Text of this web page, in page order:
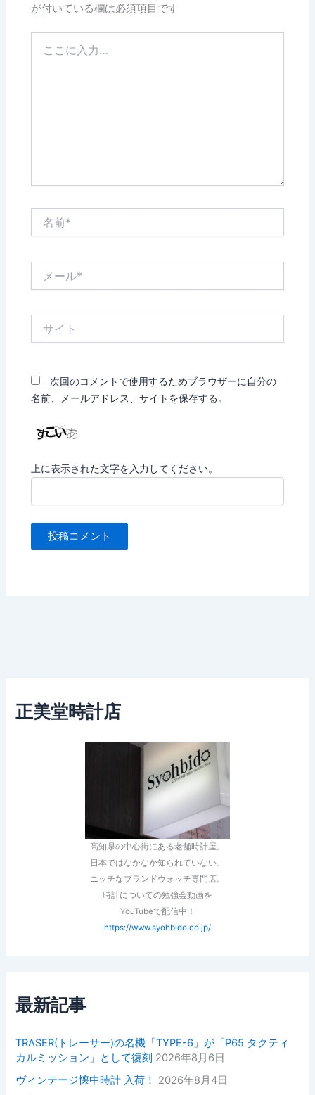
が付いている欄は必須項目です
次回のコメントで使用するためブラウザーに自分の
名前、メールアドレス、サイトを保存する。
上に表示された文字を入力してください。
正美堂時計店
高知県の中心街にある老舗時計屋。
日本ではなかなか知られていない、
ニッチなブランドウォッチ専門店。
時計についての勉強会動画を
YouTubeで配信中！
https://www.syohbido.co.jp/
最新記事
TRASER(トレーサー)の名機「TYPE-6」が「P65 タクティ
カルミッション」として復刻 2026年8月6日
ヴィンテージ懐中時計 入荷！
2026年8月4日